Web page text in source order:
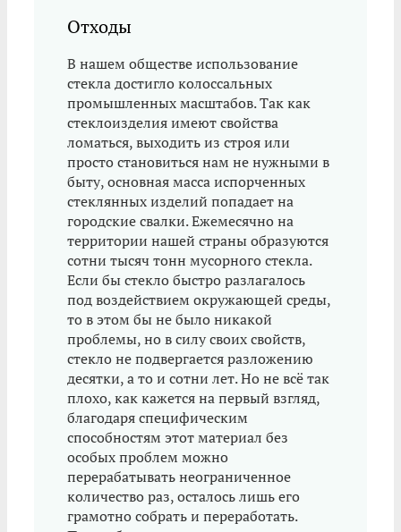
Отходы
В нашем обществе использование
стекла достигло колоссальных
промышленных масштабов. Так как
стеклоизделия имеют свойства
ломаться, выходить из строя или
просто становиться нам не нужными в
быту, основная масса испорченных
стеклянных изделий попадает на
городские свалки. Ежемесячно на
территории нашей страны образуются
сотни тысяч тонн мусорного стекла.
Если бы стекло быстро разлагалось
под воздействием окружающей среды,
то в этом бы не было никакой
проблемы, но в силу своих свойств,
стекло не подвергается разложению
десятки, а то и сотни лет. Но не всё так
плохо, как кажется на первый взгляд,
благодаря специфическим
способностям этот материал без
особых проблем можно
перерабатывать неограниченное
количество раз, осталось лишь его
грамотно собрать и переработать.